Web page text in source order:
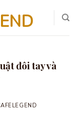
đôi tay và